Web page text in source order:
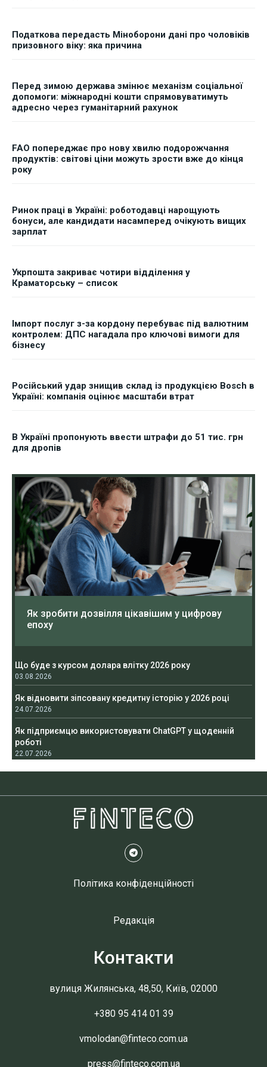
Податкова передасть Міноборони дані про чоловіків
призовного віку: яка причина
Перед зимою держава змінює механізм соціальної
допомоги: міжнародні кошти спрямовуватимуть
адресно через гуманітарний рахунок
FAO попереджає про нову хвилю подорожчання
продуктів: світові ціни можуть зрости вже до кінця
року
Ринок праці в Україні: роботодавці нарощують
бонуси, але кандидати насамперед очікують вищих
зарплат
Укрпошта закриває чотири відділення у
Краматорську – список
Імпорт послуг з-за кордону перебуває під валютним
контролем: ДПС нагадала про ключові вимоги для
бізнесу
Російський удар знищив склад із продукцією Bosch в
Україні: компанія оцінює масштаби втрат
В Україні пропонують ввести штрафи до 51 тис. грн
для дропів
Як зробити дозвілля цікавішим у цифрову
епоху
Що буде з курсом долара влітку 2026 року
03.08.2026
Як відновити зіпсовану кредитну історію у 2026 році
24.07.2026
Як підприємцю використовувати ChatGPT у щоденній
роботі
22.07.2026
Політика конфіденційності
Редакція
Контакти
вулиця Жилянська, 48,50, Київ, 02000
+380 95 414 01 39
vmolodan@finteco.com.ua
press@finteco.com.ua